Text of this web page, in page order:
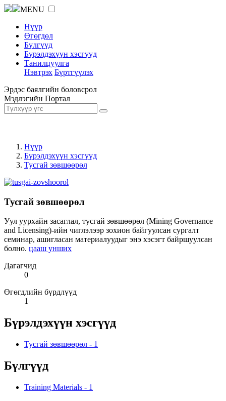
MENU
Нүүр
Өгөгдөл
Бүлгүүд
Бүрэлдэхүүн хэсгүүд
Танилцуулга
Нэвтрэх Бүртгүүлэх
Эрдэс баялгийн боловсрол
Мэдлэгийн Портал
Нүүр
Бүрэлдэхүүн хэсгүүд
Тусгай зөвшөөрөл
Тусгай зөвшөөрөл
Уул уурхайн засаглал, тусгай зөвшөөрөл (Mining Governance
and Licensing)-ийн чиглэлээр зохион байгуулсан сургалт
семинар, ашигласан материалуудыг энэ хэсэгт байршуулсан
болно. цааш унших
Дагагчид
0
Өгөгдлийн бүрдлүүд
1
Бүрэлдэхүүн хэсгүүд
Тусгай зөвшөөрөл - 1
Бүлгүүд
Training Materials - 1